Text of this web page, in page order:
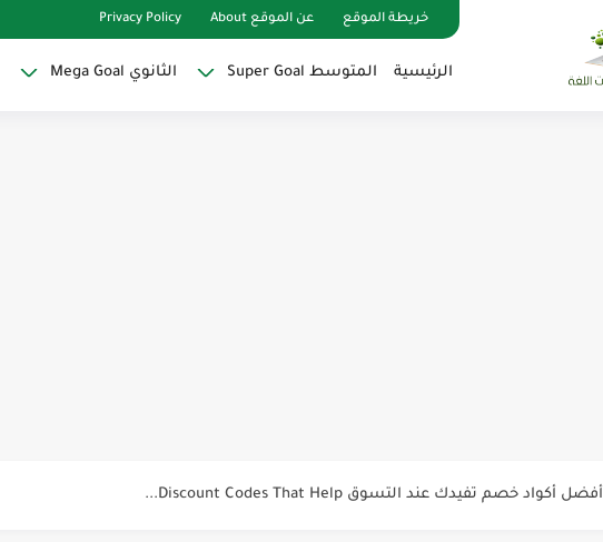
خريطة الموقع عن الموقع About Privacy Policy
الرئيسية المتوسط Super Goal الثانوي Mega Goal
أهمية تعلم قواعد اللغة الإنجليزية | مكونات الجملة في اللغة...